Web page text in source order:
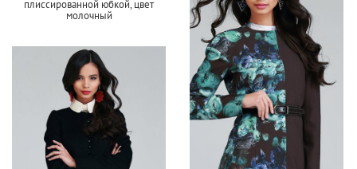
плиссированной юбкой, цвет
молочный